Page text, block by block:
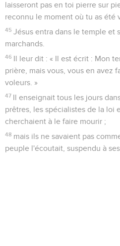
laisseront pas en toi pierre sur
reconnu le moment où tu as été
45 Jésus entra dans le temple et
marchands.
46 Il leur dit : « Il est écrit : Mon
prière, mais vous, vous en avez
voleurs. »
47 Il enseignait tous les jours
prêtres, les spécialistes de la loi
cherchaient à le faire mourir ;
48 mais ils ne savaient pas
peuple l'écoutait, suspendu à ses